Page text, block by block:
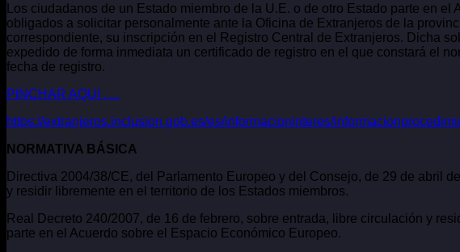
Los ciudadanos de un Estado miembro de la U.E. o de otro Estado parte en
obligados a solicitar personalmente ante la Oficina de Extranjeros de la
correspondiente, su inscripción en el Registro Central de Extranjeros. Dicha
expedido de forma inmediata un certificado de registro en el que constará el
fecha de registro.
PINCHAR AQUI ….
https://extranjeros.inclusion.gob.es/es/informacioninteres/
NORMATIVA BÁSICA
Directiva 2004/38/CE, del Parlamento Europeo y del Consejo, de 29 de abril
y residir libremente en el territorio de los Estados miembros.
Real Decreto 240/2007, de 16 de febrero, sobre entrada, libre circulación y
parte en el Acuerdo sobre el Espacio Económico Europeo.